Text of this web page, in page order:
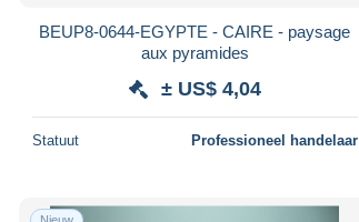
BEUP8-0644-EGYPTE - CAIRE - paysage
aux pyramides
± US$ 4,04
Statuut Professioneel handelaar